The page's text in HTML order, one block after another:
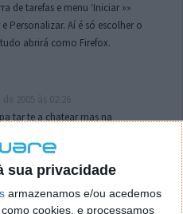
sua privacidade
armazenamos e/ou acedemos
cookies, e processamos
de tarefas e menu ‘Iniciar »»
Personalizar. Aí é só escolher o
abrirá como Firefox.
tar te a chatear mas na
predefenido
a comecar a desesperar, ate ja
na tentativa de forçar o uso do
te lembres de outra dica fico